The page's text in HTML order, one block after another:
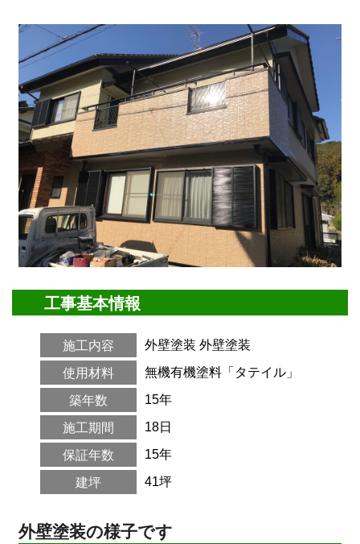
工事基本情報
施工内容 外壁塗装 外壁塗装
使用材料 無機有機塗料「タテイル」
築年数 15年
施工期間 18日
保証年数 15年
建坪 41坪
外壁塗装の様子です